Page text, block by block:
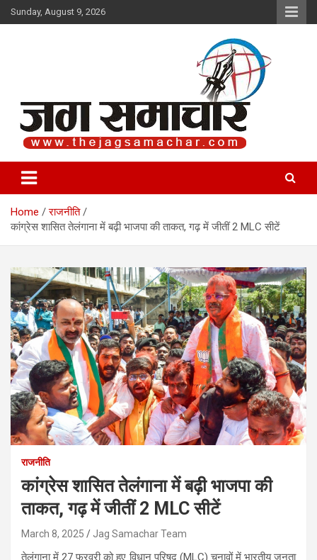
Skip
to
Sunday, August 9, 2026
Jag Samachar
Home
राजनीति
कांग्रेस शासित तेलंगाना में बढ़ी भाजपा की ताकत, गढ़ में जीतीं 2 MLC सीटें
राजनीति
कांग्रेस शासित तेलंगाना में बढ़ी भाजपा की
ताकत, गढ़ में जीतीं 2 MLC सीटें
March 8, 2025 Jag Samachar Team
तेलंगाना में 27 फरवरी को हुए विधान परिषद (MLC) चुनावों में भारतीय जनता